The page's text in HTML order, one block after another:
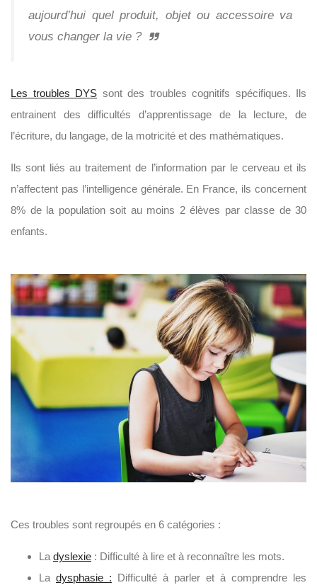
aujourd’hui quel produit, objet ou accessoire va
vous changer la vie ?
Les troubles DYS sont des troubles cognitifs spécifiques. Ils
entrainent des difficultés d’apprentissage de la lecture, de
l’écriture, du langage, de la motricité et des mathématiques.
Ils sont liés au traitement de l’information par le cerveau et ils
n’affectent pas l’intelligence générale. En France, ils concernent
8% de la population soit au moins 2 élèves par classe de 30
enfants.
Ces troubles sont regroupés en 6 catégories :
Ladyslexie : Difficulté à lire et à reconnaître les mots.
La dysphasie : Difficulté à parler et à comprendre les